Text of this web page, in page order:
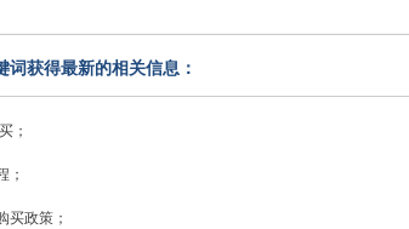
获得最新的相关信息：
；
；
买政策；